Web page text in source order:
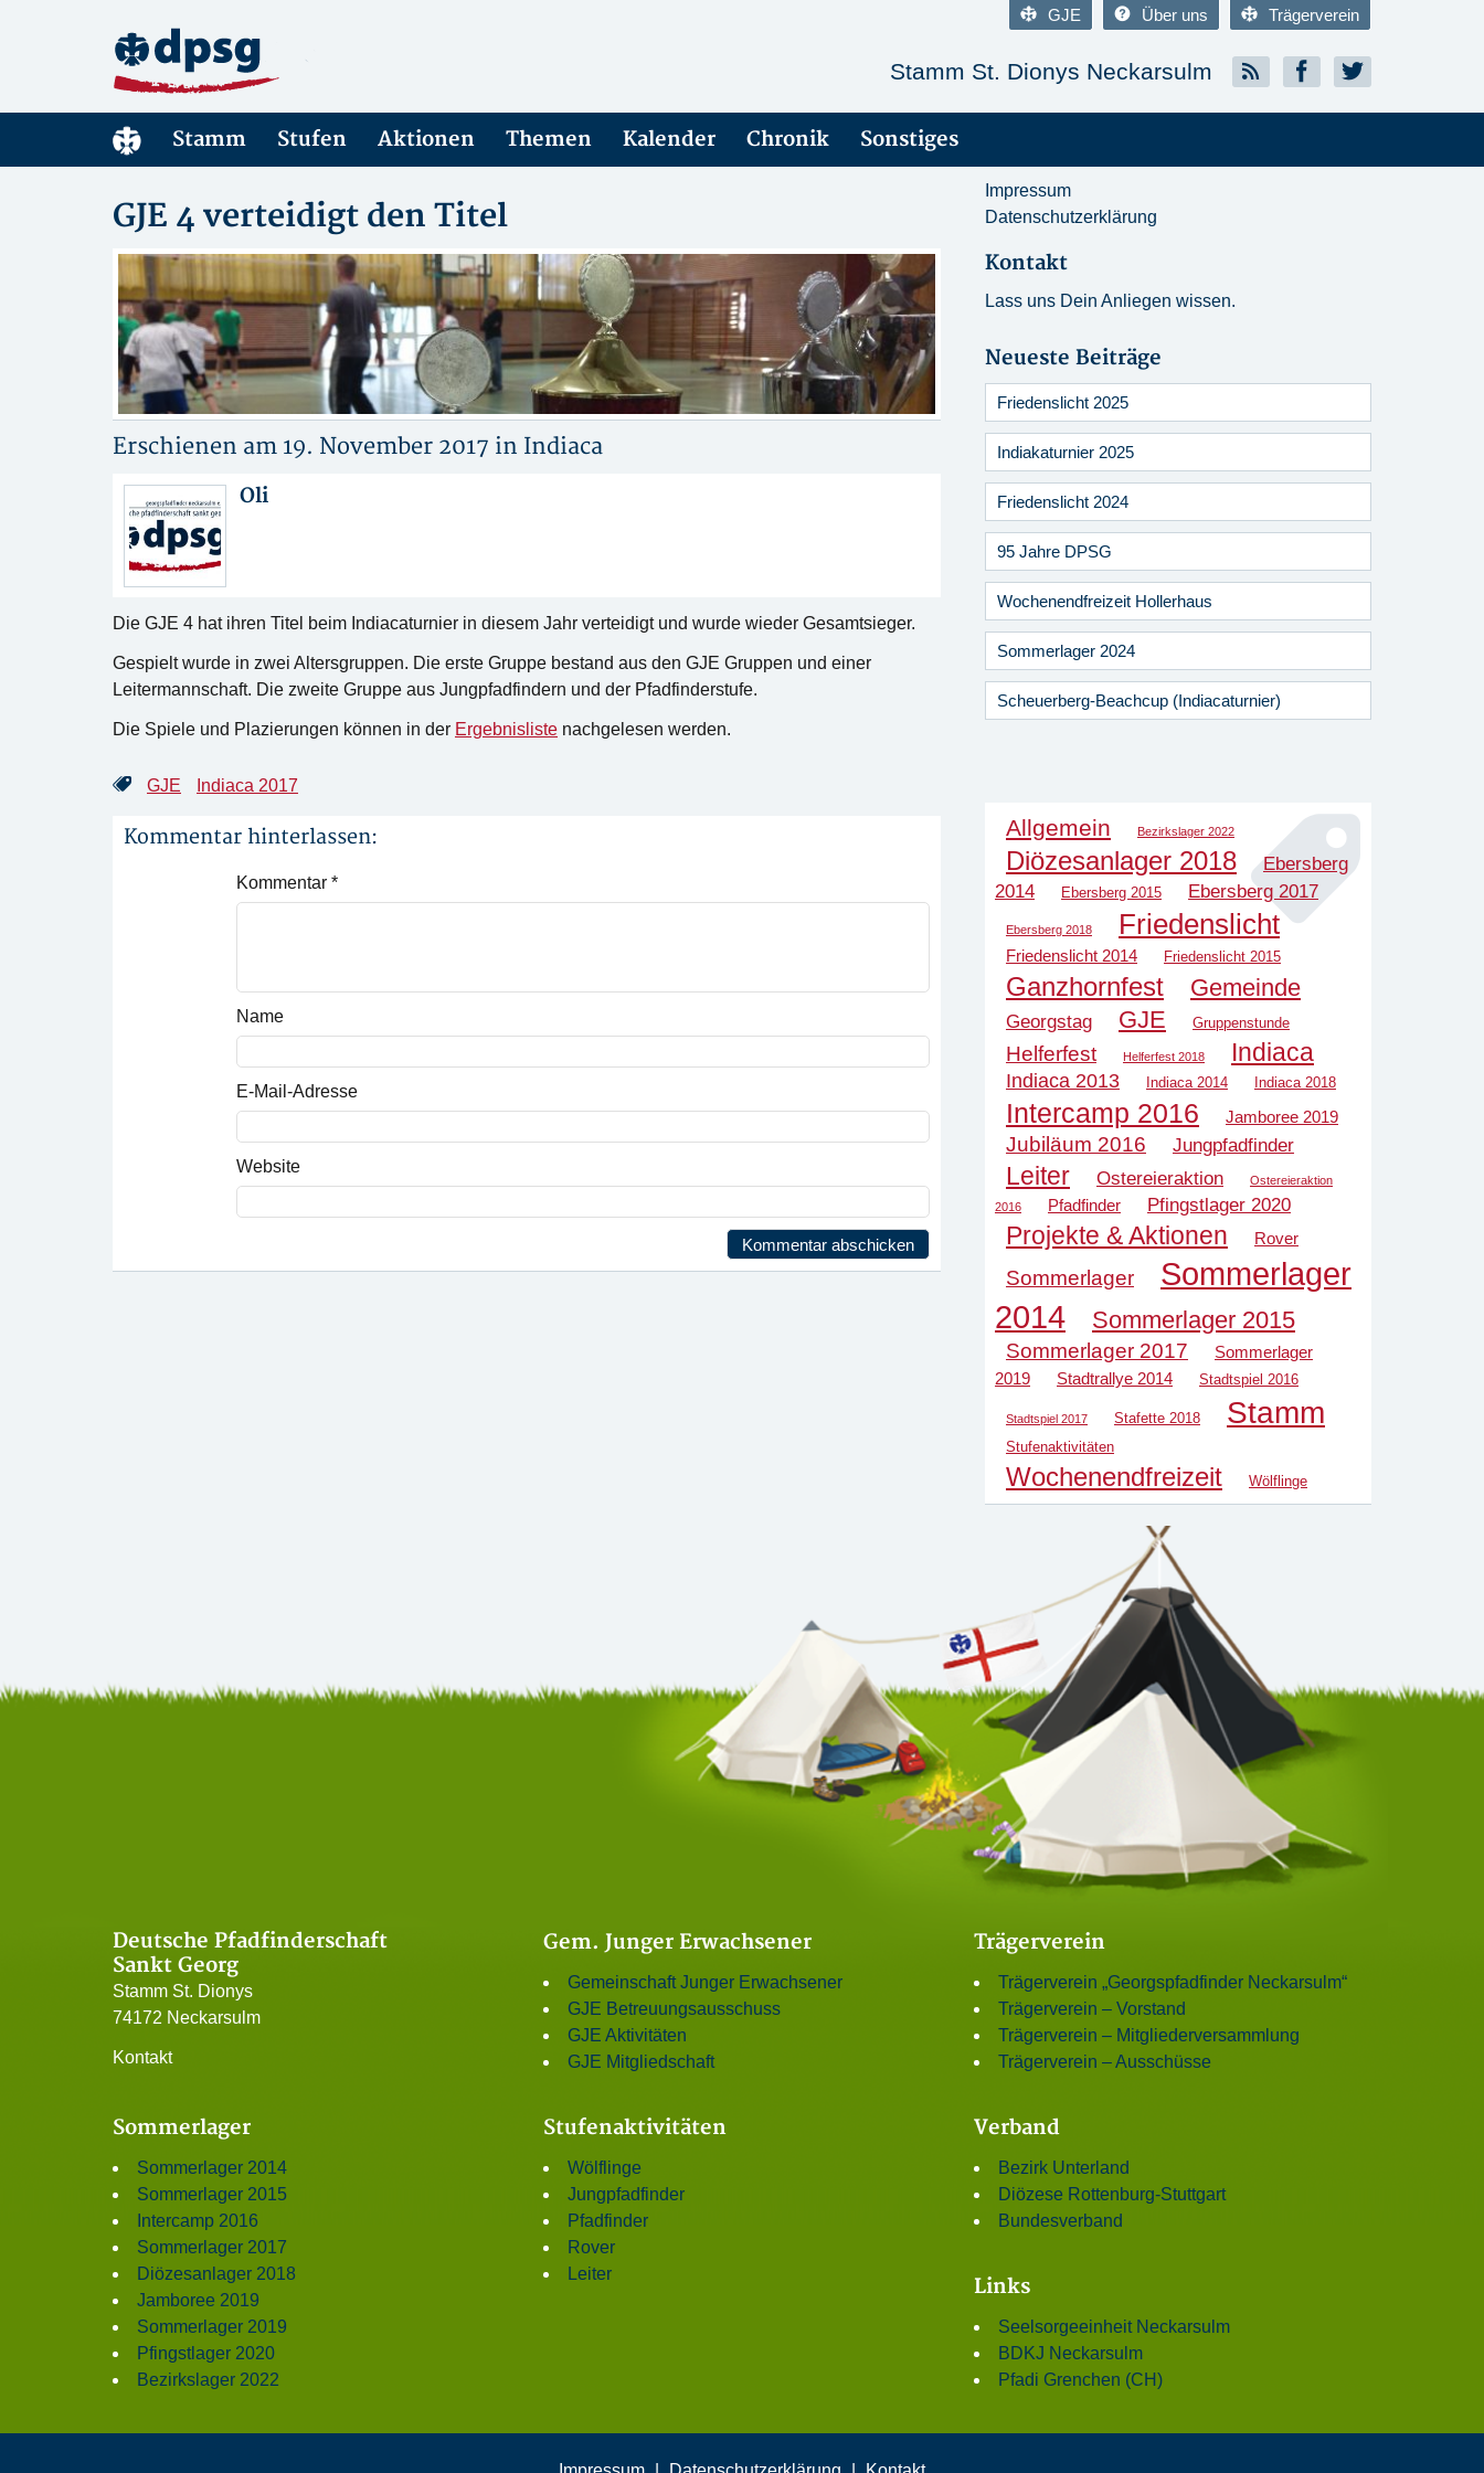
GJE Über uns Trägerverein
Stamm St. Dionys Neckarsulm
Stamm Stufen Aktionen Themen Kalender Chronik Sonstiges
GJE 4 verteidigt den Titel
Erschienen am 19. November 2017 in Indiaca
Oli
Die GJE 4 hat ihren Titel beim Indiacaturnier in diesem Jahr verteidigt und wurde wieder Gesamtsieger.
Gespielt wurde in zwei Altersgruppen. Die erste Gruppe bestand aus den GJE Gruppen und einer
Leitermannschaft. Die zweite Gruppe aus Jungpfadfindern und der Pfadfinderstufe.
Die Spiele und Plazierungen können in der Ergebnisliste nachgelesen werden.
GJE Indiaca 2017
Kommentar hinterlassen:
Kommentar *
Name
E-Mail-Adresse
Website
Impressum
Datenschutzerklärung
Kontakt
Lass uns Dein Anliegen wissen.
Neueste Beiträge
Friedenslicht 2025
Indiakaturnier 2025
Friedenslicht 2024
95 Jahre DPSG
Wochenendfreizeit Hollerhaus
Sommerlager 2024
Scheuerberg-Beachcup (Indiacaturnier)
Allgemein Bezirkslager 2022
Diözesanlager 2018
Ebersberg
2014
Ebersberg 2015 Ebersberg 2017
Ebersberg 2018 Friedenslicht
Friedenslicht 2014 Friedenslicht 2015
Ganzhornfest Gemeinde
Georgstag GJE Gruppenstunde
Helferfest Helferfest 2018 Indiaca
Indiaca 2013 Indiaca 2014 Indiaca 2018
Intercamp 2016 Jamboree 2019
Jubiläum 2016 Jungpfadfinder
Leiter Ostereieraktion
Ostereieraktion
2016
Pfadfinder Pfingstlager 2020
Projekte & Aktionen Rover
Sommerlager
Sommerlager
2014
Sommerlager 2015
Sommerlager 2017
Sommerlager
2019
Stadtrallye 2014 Stadtspiel 2016
Stadtspiel 2017 Stafette 2018 Stamm
Stufenaktivitäten
Wochenendfreizeit Wölflinge
Deutsche Pfadfinderschaft
Sankt Georg
Stamm St. Dionys
74172 Neckarsulm
Kontakt
Gem. Junger Erwachsener
Gemeinschaft Junger Erwachsener
GJE Betreuungsausschuss
GJE Aktivitäten
GJE Mitgliedschaft
Trägerverein
Trägerverein „Georgspfadfinder Neckarsulm“
Trägerverein – Vorstand
Trägerverein – Mitgliederversammlung
Trägerverein – Ausschüsse
Sommerlager
Sommerlager 2014
Sommerlager 2015
Intercamp 2016
Sommerlager 2017
Diözesanlager 2018
Jamboree 2019
Sommerlager 2019
Pfingstlager 2020
Bezirkslager 2022
Stufenaktivitäten
Wölflinge
Jungpfadfinder
Pfadfinder
Rover
Leiter
Verband
Bezirk Unterland
Diözese Rottenburg-Stuttgart
Bundesverband
Links
Seelsorgeeinheit Neckarsulm
BDKJ Neckarsulm
Pfadi Grenchen (CH)